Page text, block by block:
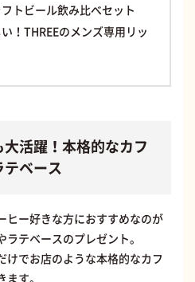
トビール飲み比べセット
！THREEのメンズ専用リッ
活躍！本格的なカフ
ベース
ヒー好きな方におすすめなのが
テベースのプレゼント。
けでお店のような本格的なカフ
す。